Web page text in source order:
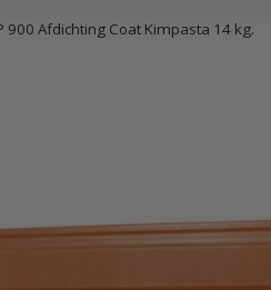
900 Afdichting Coat Kimpasta 14 kg.